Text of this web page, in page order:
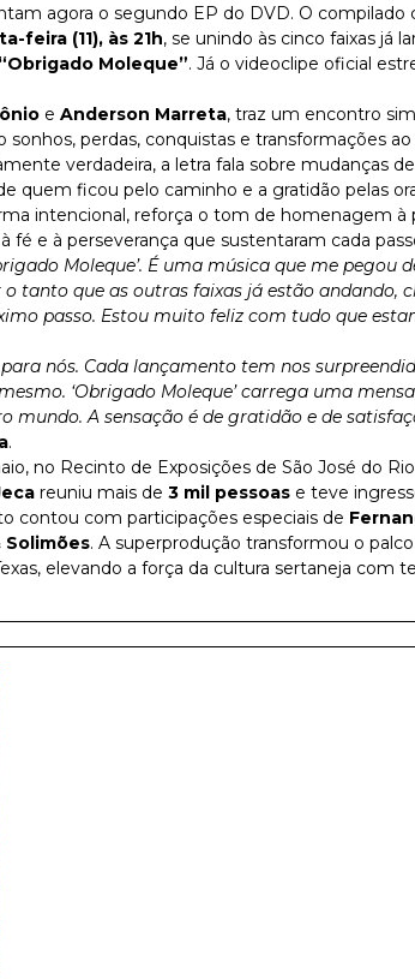
agora o segundo EP do DVD. O compilado
feira (11), às 21h, se unindo às cinco faixas já
“Obrigado Moleque”. Já o videoclipe oficial
e Anderson Marreta, traz um encontro
sonhos, perdas, conquistas e transformações
verdadeira, a letra fala sobre mudanças
quem ficou pelo caminho e a gratidão pelas
intencional, reforça o tom de homenagem à
e à perseverança que sustentaram cada
Moleque’. É uma música que me pegou
tanto que as outras faixas já estão andando,
passo. Estou muito feliz com tudo que
nós. Cada lançamento tem nos
‘Obrigado Moleque’ carrega uma
A sensação é de gratidão e de
.
no Recinto de Exposições de São José do
reuniu mais de 3 mil pessoas e teve
contou com participações especiais de
Solimões. A superprodução transformou o
elevando a força da cultura sertaneja com